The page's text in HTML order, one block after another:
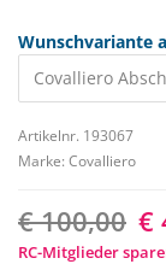
Wunschvariante
Artikelnr. 193067
Marke: Covalliero
€ 100,00 €
RC-Mitglieder